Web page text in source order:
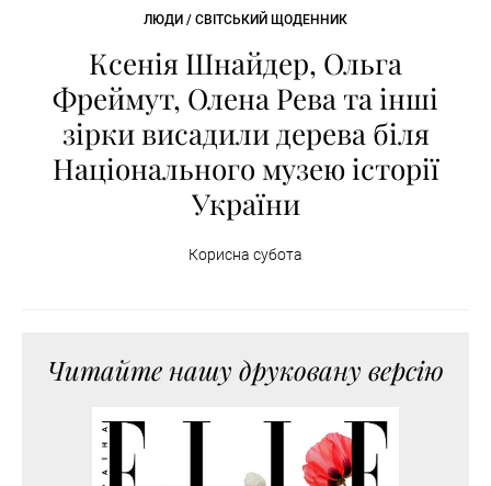
ЛЮДИ / СВІТСЬКИЙ ЩОДЕННИК
Ксенія Шнайдер, Ольга
Фреймут, Олена Рева та інші
зірки висадили дерева біля
Національного музею історії
України
Корисна субота
Читайте нашу друковану версію